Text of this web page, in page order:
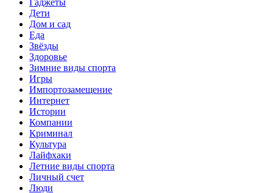
Дети
Дом и сад
Еда
Звёзды
Здоровье
Зимние виды спорта
Игры
Импортозамещение
Интернет
Истории
Компании
Криминал
Культура
Лайфхаки
Летние виды спорта
Личный счет
Люди